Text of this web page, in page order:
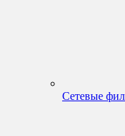
Сетевые